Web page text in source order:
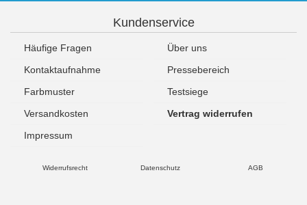
Kundenservice
Häufige Fragen
Über uns
Kontaktaufnahme
Pressebereich
Farbmuster
Testsiege
Versandkosten
Vertrag widerrufen
Impressum
Widerrufsrecht Datenschutz AGB